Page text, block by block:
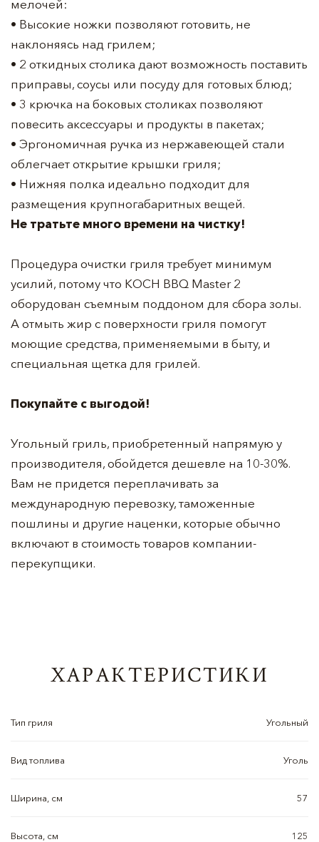
мелочей:
• Высокие ножки позволяют готовить, не
наклоняясь над грилем;
• 2 откидных столика дают возможность поставить
приправы, соусы или посуду для готовых блюд;
• 3 крючка на боковых столиках позволяют
повесить аксессуары и продукты в пакетах;
• Эргономичная ручка из нержавеющей стали
облегчает открытие крышки гриля;
• Нижняя полка идеально подходит для
размещения крупногабаритных вещей.
Не тратьте много времени на чистку!
Процедура очистки гриля требует минимум
усилий, потому что KOCH BBQ Master 2
оборудован съемным поддоном для сбора золы.
А отмыть жир с поверхности гриля помогут
моющие средства, применяемыми в быту, и
специальная щетка для грилей.
Покупайте с выгодой!
Угольный гриль, приобретенный напрямую у
производителя, обойдется дешевле на 10-30%.
Вам не придется переплачивать за
международную перевозку, таможенные
пошлины и другие наценки, которые обычно
включают в стоимость товаров компании-
перекупщики.
ХАРАКТЕРИСТИКИ
Тип гриля Угольный
Вид топлива Уголь
Ширина, см 57
Высота, см 125